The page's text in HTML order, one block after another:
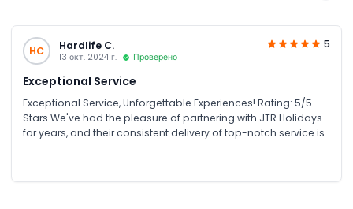
HC Hardlife C.
13 окт. 2024 г. Проверено
5
Exceptional Service
Exceptional Service, Unforgettable Experiences! Rating: 5/5
Stars We've had the pleasure of partnering with JTR Holidays
for years, and their consistent delivery of top-notch service is